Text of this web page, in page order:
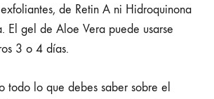
de Retin A ni Hidroquinona
El gel de Aloe Vera puede usarse
3 o 4 días.
todo lo que debes saber sobre el